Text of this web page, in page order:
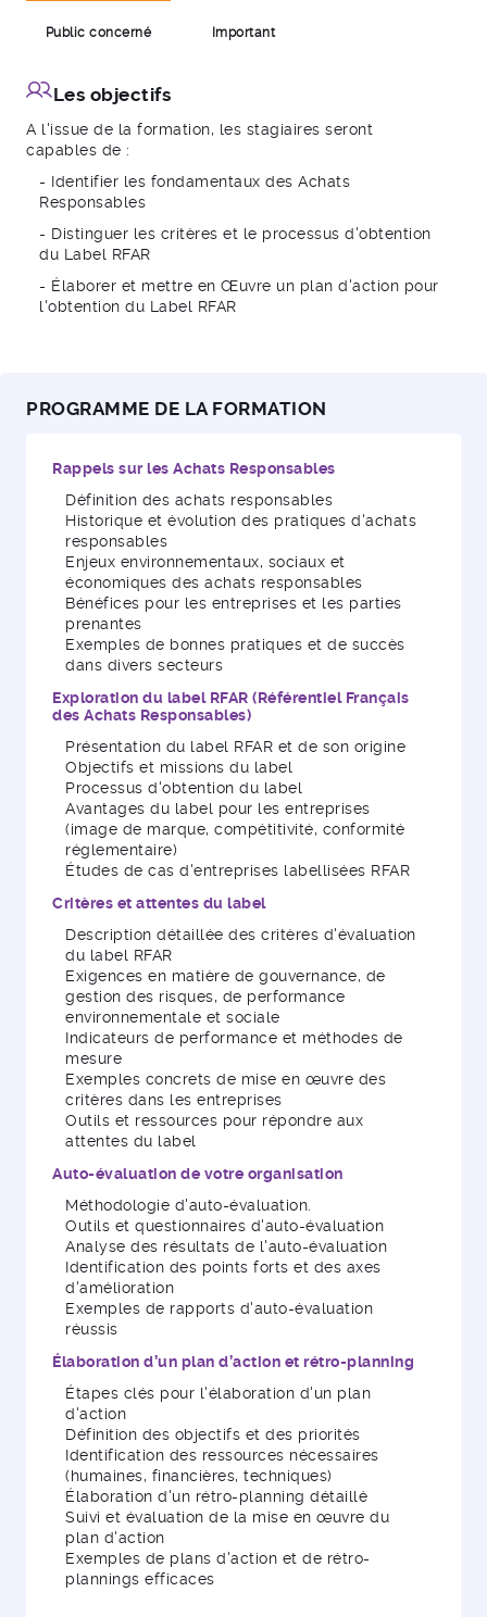
Public concerné Important
Les objectifs
A l'issue de la formation, les stagiaires seront
capables de :
- Identifier les fondamentaux des Achats
Responsables
- Distinguer les critères et le processus d'obtention
du Label RFAR
- Élaborer et mettre en Œuvre un plan d'action pour
l'obtention du Label RFAR
enjeux stratégiques
processus et bénéfices
inspirer
Gagner en crédibilité et en performance
Transformer vos achats en un levier
compétitif
Être prêt àrépondre aux attentes du label 2026
PROGRAMME DE LA FORMATION
Rappels sur les Achats Responsables
Définition des achats responsables
Historique et évolution des pratiques d'achats
responsables
Enjeux environnementaux, sociaux et
économiques des achats responsables
Bénéfices pour les entreprises et les parties
prenantes
Exemples de bonnes pratiques et de succès
dans divers secteurs
Exploration du label RFAR (Référentiel Français
des Achats Responsables)
Présentation du label RFAR et de son origine
Objectifs et missions du label
Processus d'obtention du label
Avantages du label pour les entreprises
(image de marque, compétitivité, conformité
réglementaire)
Études de cas d'entreprises labellisées RFAR
Critères et attentes du label
Description détaillée des critères d'évaluation
du label RFAR
Exigences en matière de gouvernance, de
gestion des risques, de performance
environnementale et sociale
Indicateurs de performance et méthodes de
mesure
Exemples concrets de mise en œuvre des
critères dans les entreprises
Outils et ressources pour répondre aux
attentes du label
Auto-évaluation de votre organisation
Méthodologie d'auto-évaluation.
Outils et questionnaires d'auto-évaluation
Analyse des résultats de l'auto-évaluation
Identification des points forts et des axes
d'amélioration
Exemples de rapports d'auto-évaluation
réussis
Élaboration d’un plan d’action et rétro-planning
Étapes clés pour l'élaboration d'un plan
d'action
Définition des objectifs et des priorités
Identification des ressources nécessaires
(humaines, financières, techniques)
Élaboration d'un rétro-planning détaillé
Suivi et évaluation de la mise en œuvre du
plan d'action
Exemples de plans d'action et de rétro-
plannings efficaces